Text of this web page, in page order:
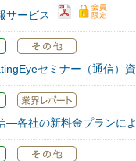
サービス
セミナー（通信）
―各社の新料金プランに